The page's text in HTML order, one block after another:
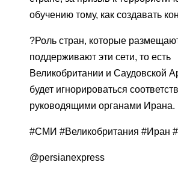
обучению тому, как создавать
?Роль стран, которые
поддерживают эти сети, то есть
Великобритании и Саудовской
будет игнорироваться
руководящими органами Ирана.
#СМИ #Великобритания #Иран
@persianexpress